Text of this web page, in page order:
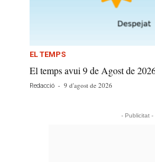
EL TEMPS
El temps avui 9 de Agost de
Redacció - 9 d'agost de 2026
- Publicitat -